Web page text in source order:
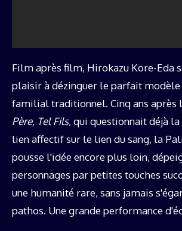
Film après film, Hirokazu Kore-Eda
plaisir à dézinguer le parfait modèle
familial traditionnel. Cinq ans après
Père, Tel Fils, qui questionnait déjà
lien affectif sur le lien du sang, la
pousse l'idée encore plus loin,
personnages par petites touches
une humanité rare, sans jamais
pathos. Une grande performance